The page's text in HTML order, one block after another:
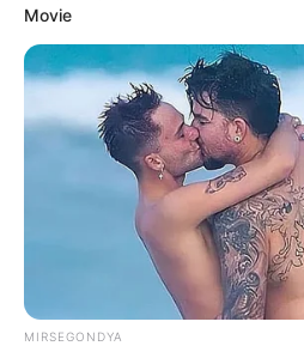
Movie
MIRSEGONDYA